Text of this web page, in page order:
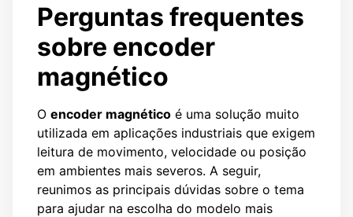
Perguntas frequentes
sobre encoder
magnético
O encoder magnético é uma solução muito
utilizada em aplicações industriais que exigem
leitura de movimento, velocidade ou posição
em ambientes mais severos. A seguir,
reunimos as principais dúvidas sobre o tema
para ajudar na escolha do modelo mais